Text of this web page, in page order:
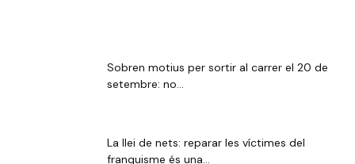
Sobren motius per sortir al carrer el 20 de
setembre: no...
La llei de nets: reparar les víctimes del
franquisme és una...